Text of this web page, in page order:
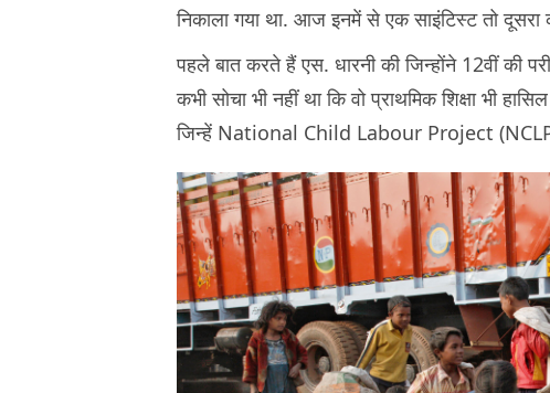
निकाला गया था. आज इनमें से एक साइंटिस्ट तो
पहले बात करते हैं एस. धारनी की जिन्होंने 12वीं की
कभी सोचा भी नहीं था कि वो प्राथमिक शिक्षा भी
जिन्हें National Child Labour Project